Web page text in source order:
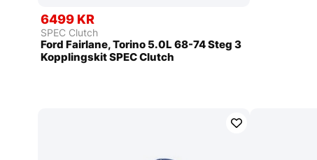
6499 KR
SPEC Clutch
Ford Fairlane, Torino 5.0L 68-74 Steg 3
Kopplingskit SPEC Clutch